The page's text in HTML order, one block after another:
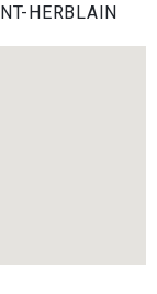
HERBLAIN